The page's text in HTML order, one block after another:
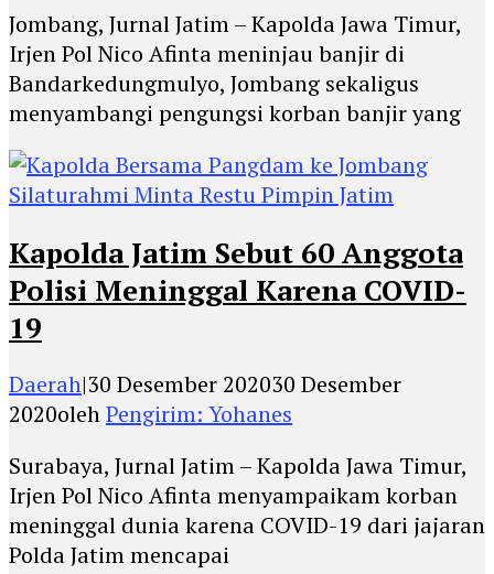
Jombang, Jurnal Jatim – Kapolda Jawa Timur,
Irjen Pol Nico Afinta meninjau banjir di
Bandarkedungmulyo, Jombang sekaligus
menyambangi pengungsi korban banjir yang
Kapolda Jatim Sebut 60 Anggota
Polisi Meninggal Karena COVID-
19
Daerah|30 Desember 202030 Desember
2020olehPengirim: Yohanes
Surabaya, Jurnal Jatim – Kapolda Jawa Timur,
Irjen Pol Nico Afinta menyampaikam korban
meninggal dunia karena COVID-19 dari jajaran
Polda Jatim mencapai